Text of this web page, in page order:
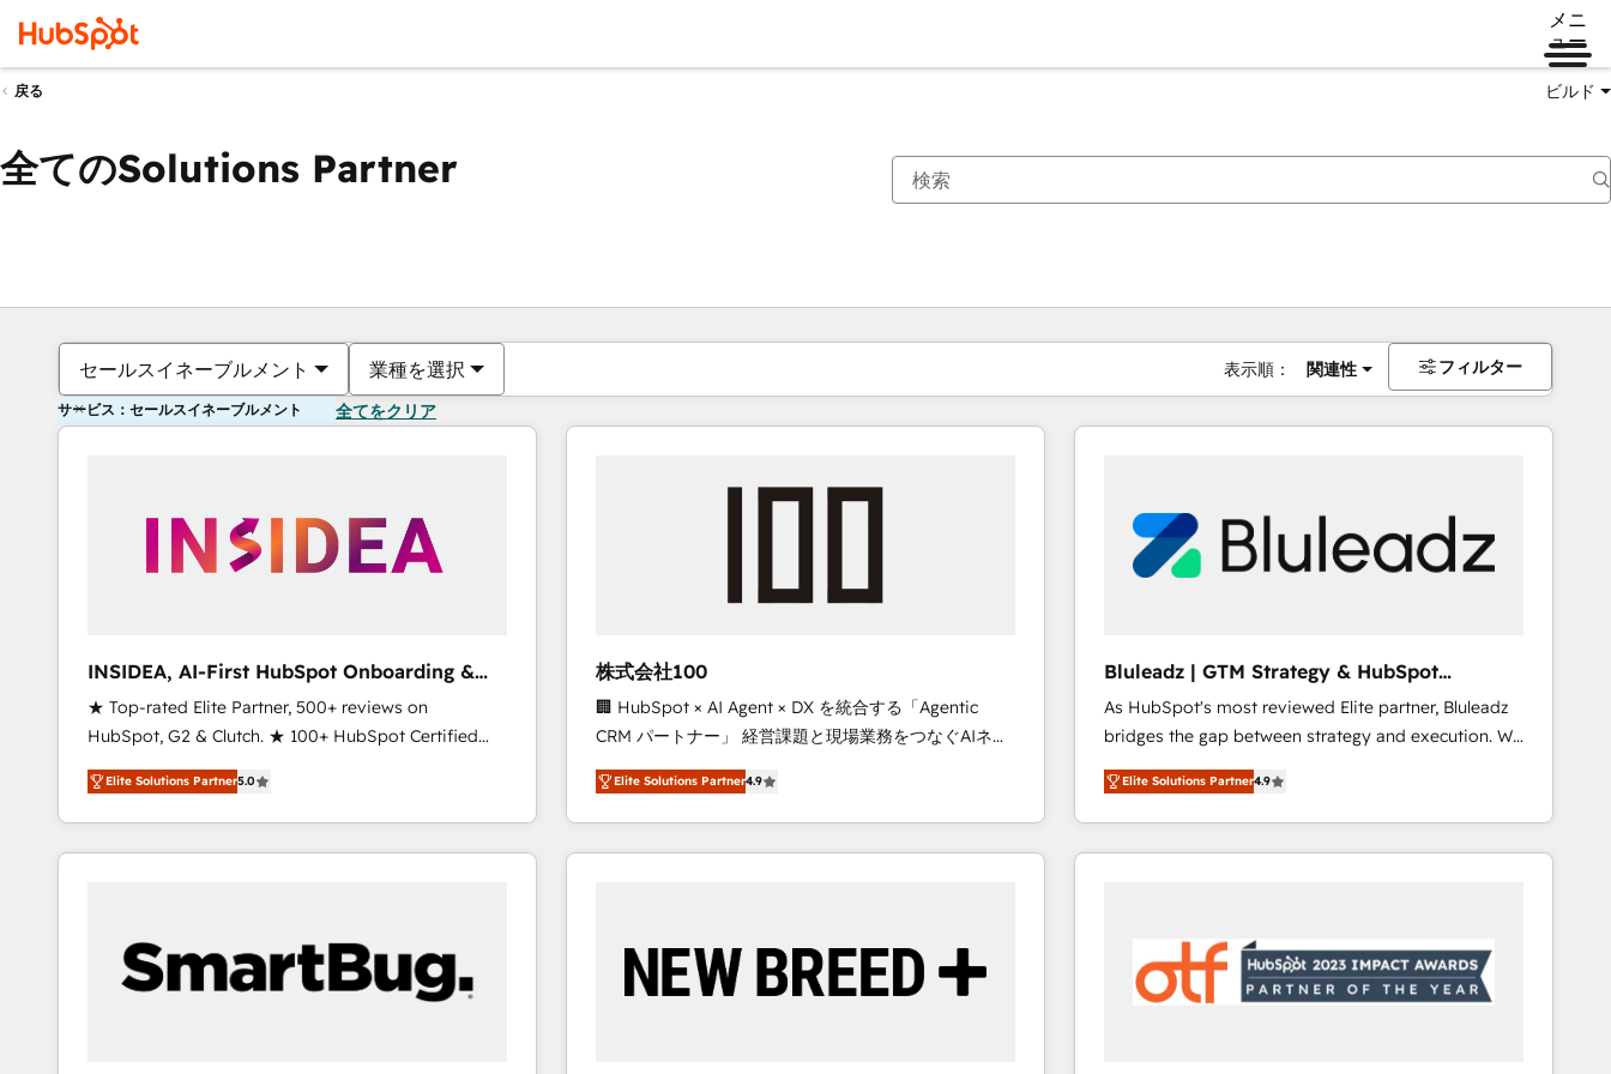
メニ
ュー
戻る ビルド
全てのSolutions Partner
セールスイネーブルメント 業種を選択 表示順： 関連性 フィルター
サービス：セールスイネーブルメント 全てをクリア
INSIDEA, AI-First HubSpot Onboarding &
RevOps
★ Top-rated Elite Partner, 500+ reviews on
HubSpot, G2 & Clutch. ★ 100+ HubSpot Certified
Experts & Trainers across the team ★ 1,500+
implementations across five continents ★ AI-First,
RevOps-led, Onboarding obsessed ★ Company of
the Year 2024/25 INSIDEA helps growing companies
workflows that drive adoption from week one, in
your time zone. What we do ➤ Onboarding: Live in
weeks, with workflows built around your business,
Elite Solutions Partner5.0
株式会社100
🏢 HubSpot × AI Agent × DX を統合する「Agentic
CRM パートナー」 経営課題と現場業務をつなぐAIネイ
ティブ・エージェンシーとして、HubSpot Eliteの実装
力で顧客フロント業務を再設計します。 💡 100inc は何
をする会社か？ HubSpotを共通基盤に、AIエージェン
トを組み込んだ顧客フロント業務（マーケティング・営
を、CRMを軸とした全社共通基盤に再構築します。意
思決定者・PMO・現場担当者に並走します。 1️⃣
Elite Solutions Partner4.9
Bluleadz | GTM Strategy & HubSpot
Implementation
As HubSpot's most reviewed Elite partner, Bluleadz
bridges the gap between strategy and execution. We
don't just "set up tools" — we install the GTM
Operating System (GTM OS) to align your leadership
and engineer a portal that drives predictable
revenue velocity. 🚀 GTM Strategy & Alignment
"accelerating a mess." ⚙️ Elite Engineering & AI
Scalable Architecture: Zero-technical-debt setup
across all Hubs, validated by our 7 HubSpot
Elite Solutions Partner4.9
現在の場所ページ
ページページページページページページページページページページ